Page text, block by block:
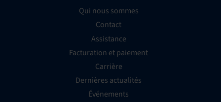
Qui nous sommes
Contact
Assistance
Facturation et paiement
Carrière
Dernières actualités
Événements